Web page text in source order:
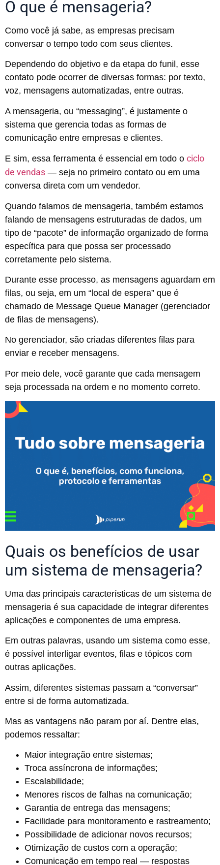
O que é mensageria?
Como você já sabe, as empresas precisam
conversar o tempo todo com seus clientes.
Dependendo do objetivo e da etapa do funil, esse
contato pode ocorrer de diversas formas: por texto,
voz, mensagens automatizadas, entre outras.
A mensageria, ou “messaging”, é justamente o
sistema que gerencia todas as formas de
comunicação entre empresas e clientes.
E sim, essa ferramenta é essencial em todo o ciclo
de vendas — seja no primeiro contato ou em uma
conversa direta com um vendedor.
Quando falamos de mensageria, também estamos
falando de mensagens estruturadas de dados, um
tipo de “pacote” de informação organizado de forma
específica para que possa ser processado
corretamente pelo sistema.
Durante esse processo, as mensagens aguardam em
filas, ou seja, em um “local de espera” que é
chamado de Message Queue Manager (gerenciador
de filas de mensagens).
No gerenciador, são criadas diferentes filas para
enviar e receber mensagens.
Por meio dele, você garante que cada mensagem
seja processada na ordem e no momento correto.
Quais os benefícios de usar
um sistema de mensageria?
Uma das principais características de um sistema de
mensageria é sua capacidade de integrar diferentes
aplicações e componentes de uma empresa.
Em outras palavras, usando um sistema como esse,
é possível interligar eventos, filas e tópicos com
outras aplicações.
Assim, diferentes sistemas passam a “conversar”
entre si de forma automatizada.
Mas as vantagens não param por aí. Dentre elas,
podemos ressaltar:
Maior integração entre sistemas;
Troca assíncrona de informações;
Escalabilidade;
Menores riscos de falhas na comunicação;
Garantia de entrega das mensagens;
Facilidade para monitoramento e rastreamento;
Possibilidade de adicionar novos recursos;
Otimização de custos com a operação;
Comunicação em tempo real — respostas